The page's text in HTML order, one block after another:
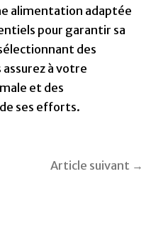
alimentation adaptée
pour garantir sa
des
à votre
et des
ses efforts.
Article suivant →